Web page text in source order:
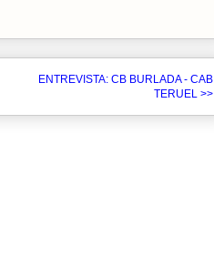
ENTREVISTA: CB BURLADA - CAB
TERUEL >>